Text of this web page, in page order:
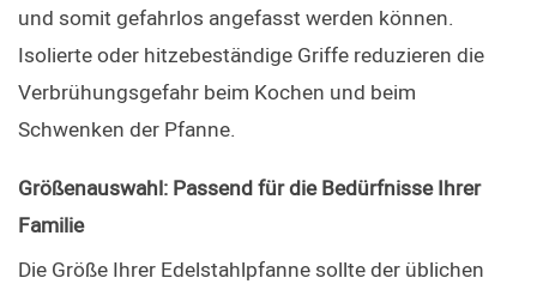
und somit gefahrlos angefasst werden können.
Isolierte oder hitzebeständige Griffe reduzieren die
Verbrühungsgefahr beim Kochen und beim
Schwenken der Pfanne.
Größenauswahl: Passend für die Bedürfnisse Ihrer
Familie
Die Größe Ihrer Edelstahlpfanne sollte der üblichen